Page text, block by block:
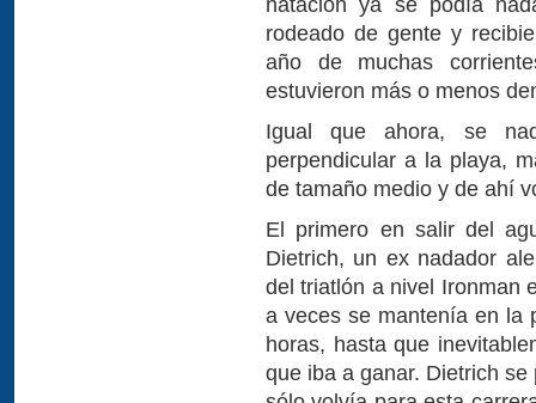
rodeado de gente y
año de muchas
estuvieron más o menos
Igual que ahora, se
perpendicular a la playa,
de tamaño medio y de ahí
El primero en salir del
Dietrich, un ex nadador
del triatlón a nivel Ironman
a veces se mantenía en la
horas, hasta que
que iba a ganar. Dietrich se